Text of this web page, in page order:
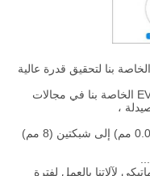
بنا لتحقيق قدرة عالية
2. يمكن استخدام سلسلة الغربلة EVERSUN الخاصة بنا في مجالات
،
3. أحجام شبكتنا تتراوح من 500 شبكة (0.025 مم) إلى شبكتين (8 مم)
لآلاتنا بالعمل لفترة